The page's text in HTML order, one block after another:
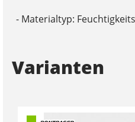
- Materialtyp:
Varianten